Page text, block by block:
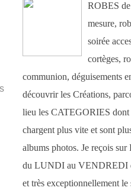
ROBES
mesure,
soirée
cortèges,
communion, déguisements
découvrir les Créations,
lieu les CATEGORIES dont
chargent plus vite et sont
albums photos. Je reçois
du LUNDI au VENDREDI
et très exceptionnellement le